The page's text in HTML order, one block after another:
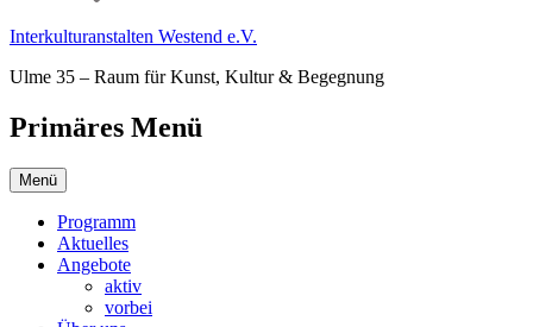
Interkulturanstalten Westend e.V.
Ulme 35 – Raum für Kunst, Kultur & Begegnung
Primäres Menü
Menü
Programm
Aktuelles
Angebote
aktiv
vorbei